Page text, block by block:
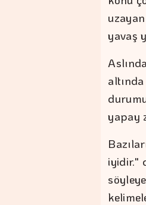
yavaş
yapay
iyidir."